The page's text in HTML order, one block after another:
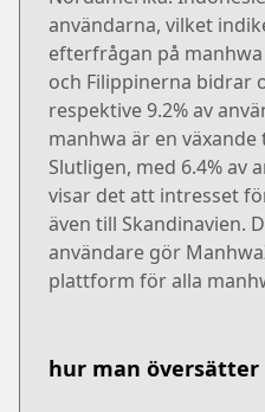
användarna, vilket
efterfrågan på
och Filippinerna bidrar
respektive 9.2% av
manhwa är en växande
Slutligen, med 6.4% av
visar det att intresset
även till Skandinavien.
användare gör
plattform för alla
hur man översätter